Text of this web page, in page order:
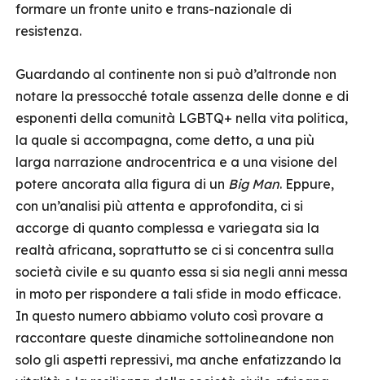
formare un fronte unito e trans-nazionale di
resistenza.
Guardando al continente non si può d’altronde non
notare la pressocché totale assenza delle donne e di
esponenti della comunità LGBTQ+ nella vita politica,
la quale si accompagna, come detto, a una più
larga narrazione androcentrica e a una visione del
potere ancorata alla figura di un Big Man. Eppure,
con un’analisi più attenta e approfondita, ci si
accorge di quanto complessa e variegata sia la
realtà africana, soprattutto se ci si concentra sulla
società civile e su quanto essa si sia negli anni messa
in moto per rispondere a tali sfide in modo efficace.
In questo numero abbiamo voluto così provare a
raccontare queste dinamiche sottolineandone non
solo gli aspetti repressivi, ma anche enfatizzando la